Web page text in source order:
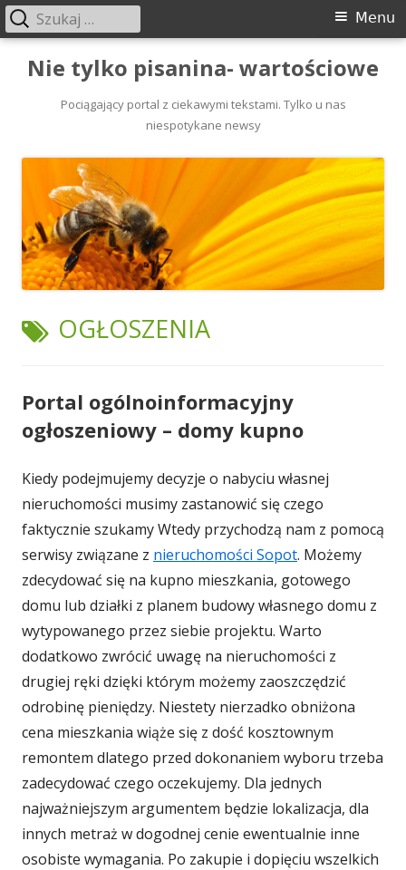
PrzeskoczNie tylko pisanina- wartościowe
Pociągający portal z ciekawymi tekstami. Tylko u nas
niespotykane newsy
Menu
główne
Menu
Szukaj:
TAGI:
OGŁOSZENIA
Portal ogólnoinformacyjny
ogłoszeniowy – domy kupno
Kiedy podejmujemy decyzje o nabyciu własnej
nieruchomości musimy zastanowić się czego
faktycznie szukamy Wtedy przychodzą nam z pomocą
serwisy związane z nieruchomości Sopot. Możemy
zdecydować się na kupno mieszkania, gotowego
domu lub działki z planem budowy własnego domu z
wytypowanego przez siebie projektu. Warto
dodatkowo zwrócić uwagę na nieruchomości z
drugiej ręki dzięki którym możemy zaoszczędzić
odrobinę pieniędzy. Niestety nierzadko obniżona
cena mieszkania wiąże się z dość kosztownym
remontem dlatego przed dokonaniem wyboru trzeba
zadecydować czego oczekujemy. Dla jednych
najważniejszym argumentem będzie lokalizacja, dla
innych metraż w dogodnej cenie ewentualnie inne
osobiste wymagania. Po zakupie i dopięciu wszelkich